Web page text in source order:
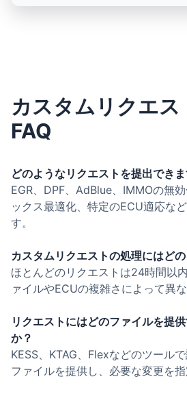
カスタムリクエス
FAQ
どのようなリクエストを提出できま
EGR、DPF、AdBlue、IMMOの無
ックス最適化、特定のECU適応な
す。
カスタムリクエストの処理にはど
ほとんどのリクエストは24時間以
ァイルやECUの複雑さによって異な
リクエストにはどのファイルを提
か？
KESS、KTAG、Flexなどのツール
ファイルを提供し、必要な変更を指